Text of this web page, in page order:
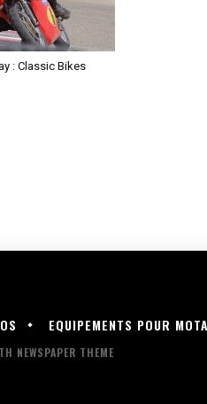
: Classic Bikes
EQUIPEMENTS POUR
NEWSPAPER THEME